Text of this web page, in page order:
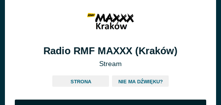
Radio RMF MAXXX (Kraków)
Stream
STRONA NIE MA DŹWIĘKU?